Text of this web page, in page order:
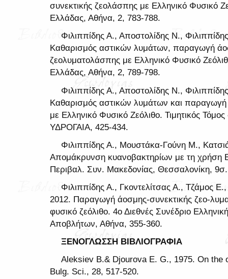
συνεκτικής ζεολάσπης με Ελληνικό Φυσικό
Ελλάδας, Αθήνα, 2, 783-788.
Φιλιππίδης Α., Αποστολίδης Ν.,
Καθαρισμός αστικών λυμάτων, παραγωγή
ζεολυματολάσπης με Ελληνικό Φυσικό
Ελλάδας, Αθήνα, 2, 789-798.
Φιλιππίδης Α., Αποστολίδης Ν.,
Καθαρισμός αστικών λυμάτων και
με Ελληνικό Φυσικό Ζεόλιθο. Τιμητικός
ΥΔΡΟΓΑΙΑ, 425-434.
Φιλιππίδης Α., Μουστάκα-Γούνη Μ.,
Απομάκρυνση κυανοβακτηρίων με τη χρήση
Περιβαλ. Συν. Μακεδονίας, Θεσσαλονίκη, 9σ.
Φιλιππίδης Α., Γκοντελίτσας Α., Τζάμος
2012. Παραγωγή άοσμης-συνεκτικής ζεο-
φυσικό ζεόλιθο. 4ο Διεθνές Συνέδριο
Αποβλήτων, Αθήνα, 355-360.
ΞΕΝΟΓΛΩΣΣΗ ΒΙΒΛΙΟΓΡΑΦΙΑ
Aleksiev B.& Djourova E. G., 1975. On
Bulg. Sci., 28, 517-520.